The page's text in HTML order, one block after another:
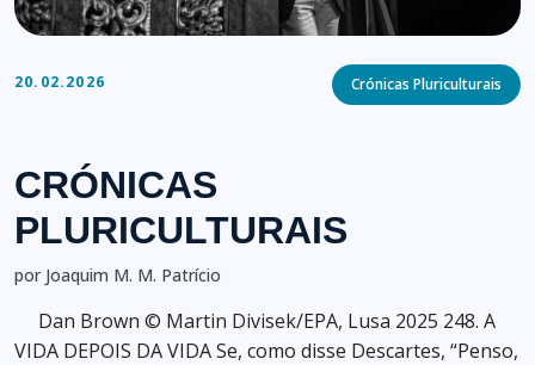
20.02.2026 Categories
Crónicas Pluriculturais
CRÓNICAS
PLURICULTURAIS
por Joaquim M. M. Patrício
Dan Brown © Martin Divisek/EPA, Lusa 2025 248. A
VIDA DEPOIS DA VIDA Se, como disse Descartes, “Penso,